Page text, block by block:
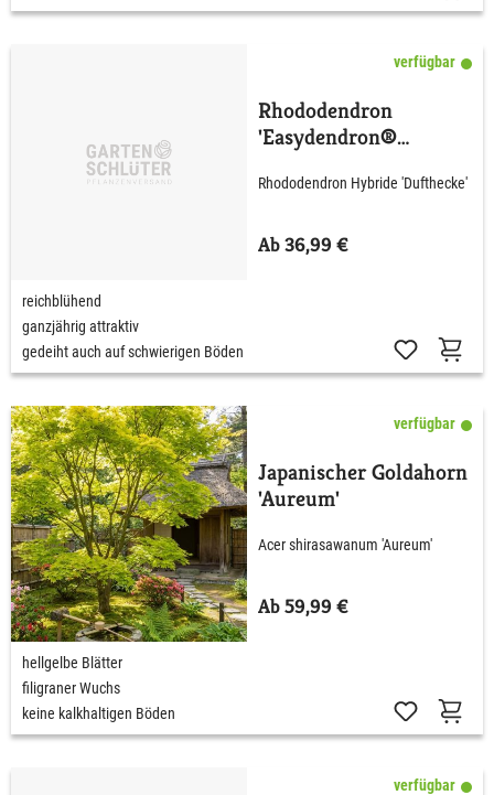
verfügbar
Rhododendron
'Easydendron®
50 cm
Rhododendron Hybride 'Dufthecke'
Ab 36,99 €
reichblühend
ganzjährig attraktiv
gedeiht auch auf schwierigen Böden
verfügbar
Japanischer Goldahorn
'Aureum'
Acer shirasawanum 'Aureum'
Ab 59,99 €
hellgelbe Blätter
filigraner Wuchs
keine kalkhaltigen Böden
verfügbar